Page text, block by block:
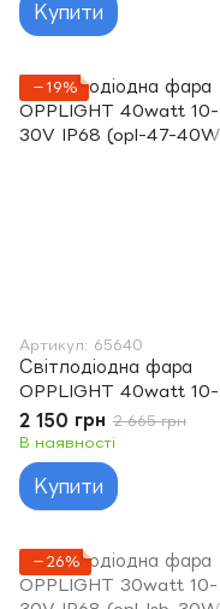
Купити
−19%
Артикул: 65640
Світлодіодна фара
OPPLIGHT 40watt 10-
30V IP68 (opl-47-40W)
2 150 грн 2 665 грн
В наявності
Купити
−26%